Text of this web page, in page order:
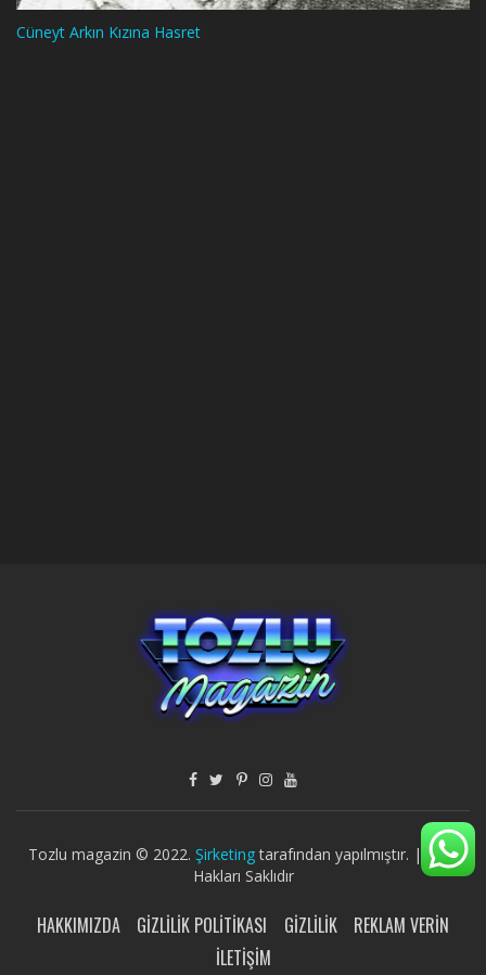
Cüneyt Arkın Kızına Hasret
Tozlu magazin © 2022. Şirketingtarafından yapılmıştır. | Tüm
Hakları Saklıdır
HAKKIMIZDA GIZLILIK POLITIKASI GIZLILIK
REKLAM VERIN
İLETIŞIM